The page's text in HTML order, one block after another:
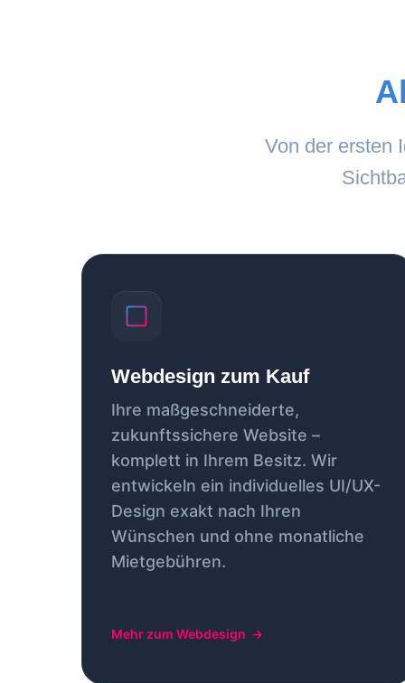
Von der ersten
Webdesign zum Kauf
Ihre maßgeschneiderte,
zukunftssichere Website –
komplett in Ihrem Besitz. Wir
entwickeln ein individuelles UI/UX-
Design exakt nach Ihren
Wünschen und ohne monatliche
Mietgebühren.
Mehr zum Webdesign →